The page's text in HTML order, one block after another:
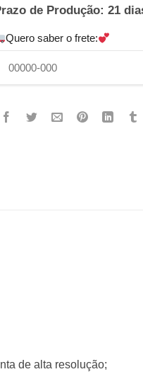
de Produção: 21
Quero saber o frete:
de alta resolução;